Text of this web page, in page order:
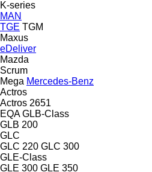
K-series
MAN
TGE TGM
Maxus
eDeliver
Mazda
Scrum
Mega Mercedes-Benz
Actros
Actros 2651
EQA GLB-Class
GLB 200
GLC
GLC 220 GLC 300
GLE-Class
GLE 300 GLE 350